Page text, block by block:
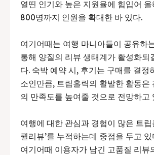
열띤 인기와 높은 지원율에 힘입어 올
800명까지 인원을 확대한 바 있다.
여기어때는 여행 마니아들이 공유하
통해 양질의 리뷰 생태계가 활성화되
다. 숙박 예약 시, 후기는 구매를 결정
소인만큼, 트립홀릭의 활발한 활동은
의 만족도를 높여줄 것으로 전망하고
여행에 대한 관심과 경험이 많은 트립
퀄리뷰’를 누적하는데 중점을 두고
여기어때 이용자가 남긴 고품질 리뷰